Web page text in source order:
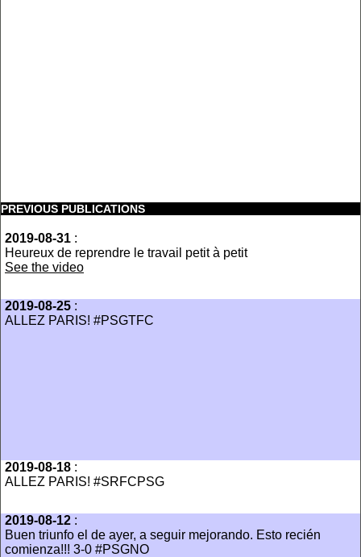
PREVIOUS PUBLICATIONS
2019-08-31 :
Heureux de reprendre le travail petit à petit
See the video
2019-08-25 :
ALLEZ PARIS! #PSGTFC
2019-08-18 :
ALLEZ PARIS! #SRFCPSG
2019-08-12 :
Buen triunfo el de ayer, a seguir mejorando. Esto recién
comienza!!! 3-0 #PSGNO